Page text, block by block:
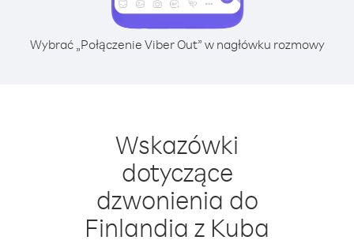
Wybrać „Połączenie Viber Out” w nagłówku rozmowy
Wskazówki
dotyczące
dzwonienia do
Finlandia z Kuba